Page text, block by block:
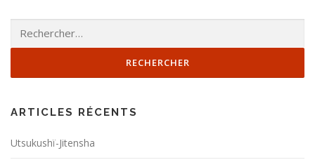
ARTICLES RÉCENTS
Utsukushï-Jitensha